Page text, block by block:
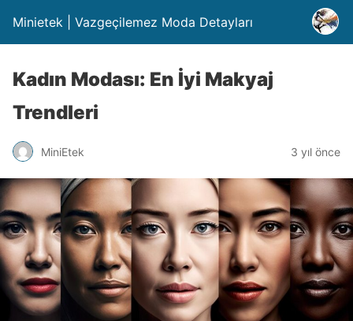
Minietek | Vazgeçilemez Moda Detayları
Kadın Modası: En İyi Makyaj
Trendleri
MiniEtek 3 yıl önce